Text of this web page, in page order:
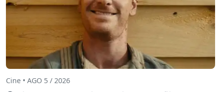
Cine • AGO 5 / 2026